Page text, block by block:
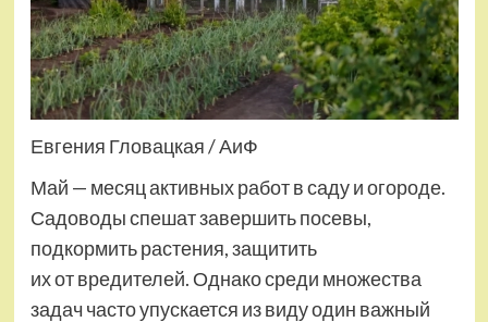
Евгения Гловацкая / АиФ
Май — месяц активных работ в саду и огороде.
Садоводы спешат завершить посевы,
подкормить растения, защитить
их от вредителей. Однако среди множества
задач часто упускается из виду один важный